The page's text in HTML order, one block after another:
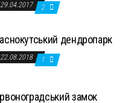
29.04.2017 2
дендропарк
22.08.2018 1
замок